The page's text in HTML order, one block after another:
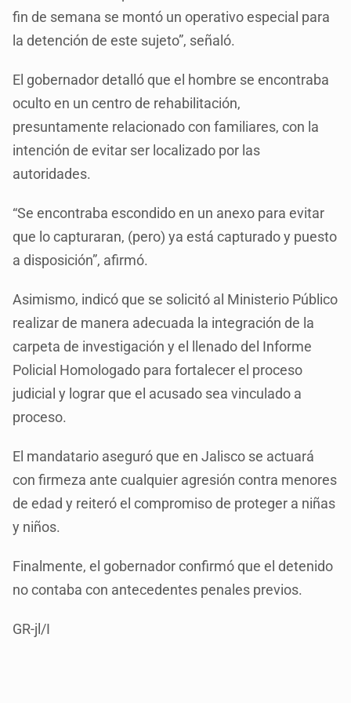
fin de semana se montó un operativo especial para
la detención de este sujeto”, señaló.
El gobernador detalló que el hombre se encontraba
oculto en un centro de rehabilitación,
presuntamente relacionado con familiares, con la
intención de evitar ser localizado por las
autoridades.
“Se encontraba escondido en un anexo para evitar
que lo capturaran, (pero) ya está capturado y puesto
a disposición”, afirmó.
Asimismo, indicó que se solicitó al Ministerio Público
realizar de manera adecuada la integración de la
carpeta de investigación y el llenado del Informe
Policial Homologado para fortalecer el proceso
judicial y lograr que el acusado sea vinculado a
proceso.
El mandatario aseguró que en Jalisco se actuará
con firmeza ante cualquier agresión contra menores
de edad y reiteró el compromiso de proteger a niñas
y niños.
Finalmente, el gobernador confirmó que el detenido
no contaba con antecedentes penales previos.
GR-jl/I